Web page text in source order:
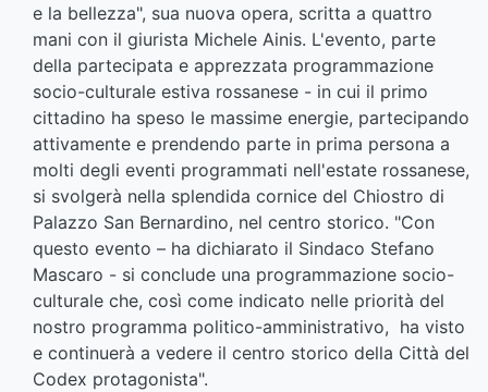
e la bellezza", sua nuova opera, scritta a quattro
mani con il giurista Michele Ainis. L'evento, parte
della partecipata e apprezzata programmazione
socio-culturale estiva rossanese - in cui il primo
cittadino ha speso le massime energie, partecipando
attivamente e prendendo parte in prima persona a
molti degli eventi programmati nell'estate rossanese,
si svolgerà nella splendida cornice del Chiostro di
Palazzo San Bernardino, nel centro storico. "Con
questo evento – ha dichiarato il Sindaco Stefano
Mascaro - si conclude una programmazione socio-
culturale che, così come indicato nelle priorità del
nostro programma politico-amministrativo, ha visto
e continuerà a vedere il centro storico della Città del
Codex protagonista".